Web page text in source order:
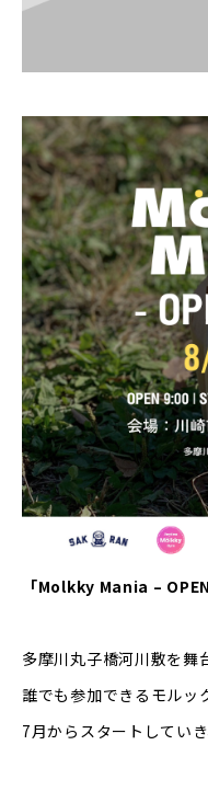
「Molkky Mania –
多摩川丸子橋河川敷を舞
誰でも参加できるモルッ
7月からスタートしてい